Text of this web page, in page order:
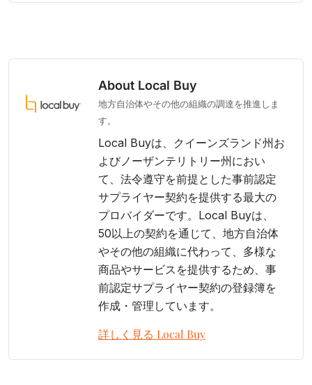
About Local Buy
地方自治体やその他の組織の調達を推進しま
す。
Local Buyは、クイーンズランド州お
よびノーザンテリトリー州におい
て、法令遵守を前提とした事前認定
サプライヤー契約を提供する最大の
プロバイダーです。Local Buyは、
50以上の契約を通じて、地方自治体
やその他の組織に代わって、多様な
商品やサービスを提供するため、事
前認定サプライヤー契約の登録簿を
作成・管理しています。
詳しく見る Local Buy